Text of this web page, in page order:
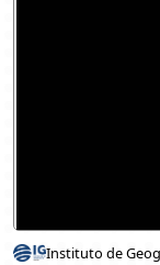
Instituto de